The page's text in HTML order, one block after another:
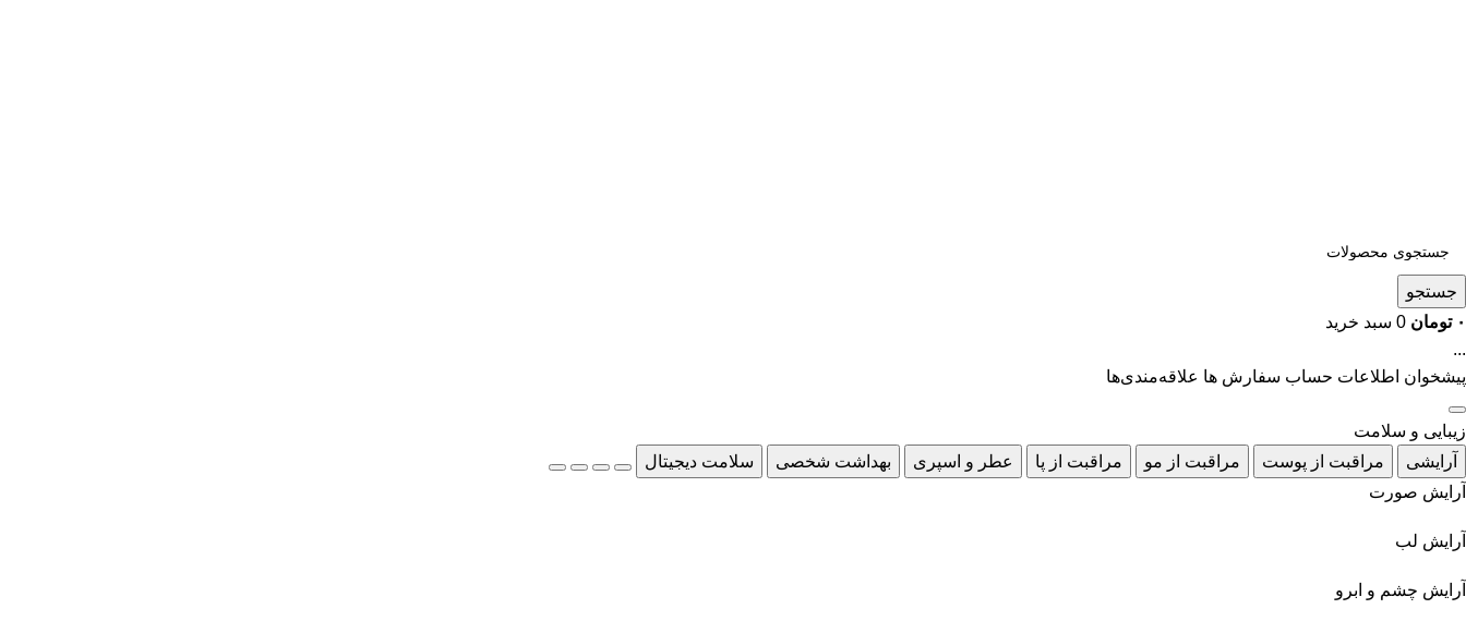
جستجو
۰ تومان 0 سبد خرید
...
پیشخوان اطلاعات حساب سفارش ها علاقه‌مندی‌ها
زیبایی و سلامت
آرایشی
مراقبت از پوست مراقبت از مو مراقبت از پا عطر و اسپری بهداشت شخصی
سلامت دیجیتال
آرایش صورت
آرایش لب
آرایش چشم و ابرو